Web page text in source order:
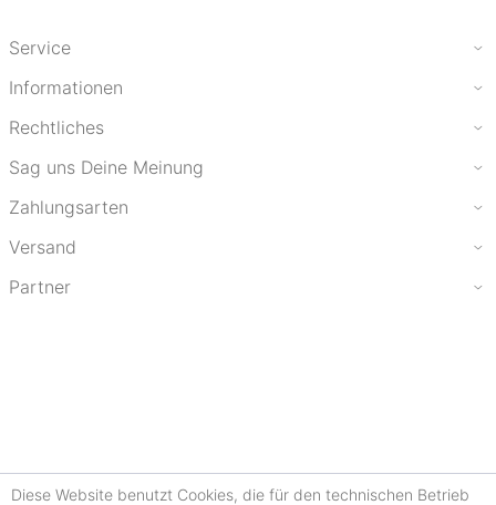
Service
Informationen
Rechtliches
Sag uns Deine Meinung
Zahlungsarten
Versand
Partner
Diese Website benutzt Cookies, die für den technischen Betrieb